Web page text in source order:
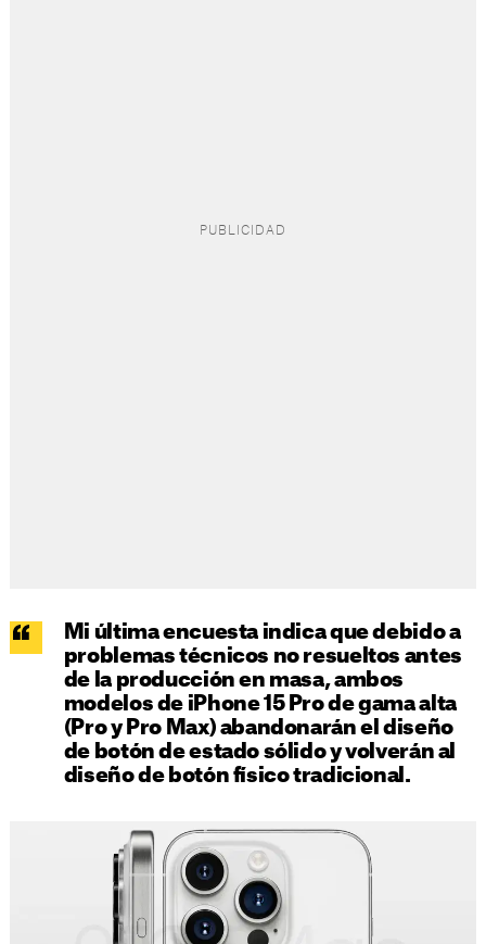
Mi última encuesta indica que debido a
problemas técnicos no resueltos antes
de la producción en masa, ambos
modelos de iPhone 15 Pro de gama alta
(Pro y Pro Max) abandonarán el diseño
de botón de estado sólido y volverán al
diseño de botón físico tradicional.